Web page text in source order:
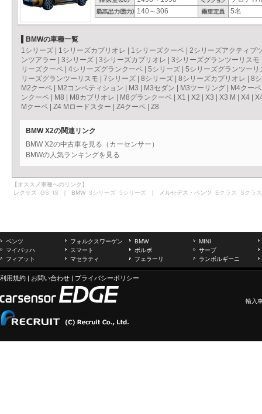
140～306
5名
BMWの車種一覧
1シリーズ
1シリーズカブリオレ 1シリーズクーペ
2シリーズアクティブ
ンツアラー
3シリーズ 3シリーズカブリオレ 3シリーズグランツーリスモ
リーズクーペ
4シリーズグランクーペ 5シリーズ
5シリーズグランツーリ
リーズグランツーリスモ
7シリーズ 8シリーズ 8シリーズカブリオレ
8
M2クーペ
M2コンペティション M3 M3セダン M3ツーリング M4クーペ
ンクーペ
M8 M8カブリオレ M8グランクーペ X1 X2 X3 X3 M X4
Mクーペ
Z4 Mロードスター Z4クーペ Z8
BMW X2の関連リンク
BMW X2の中古車を見る（カーセンサー）
BMWの人気ランキングを見る
【オススメ車種へのリンク】
レクサス GS IS ｜ BMW 3シリーズ 5シリーズ ｜ メルセデス・ベンツ Eクラス Sクラス
ベンツ フォルクスワーゲン BMW
MINI
マイバッハ
スマート ボルボ
サーブ
フィアット
マセラティ フェラーリ ランボルギーニ
利用規約 | お問い合わせ | プライバシーポリシー
輸入